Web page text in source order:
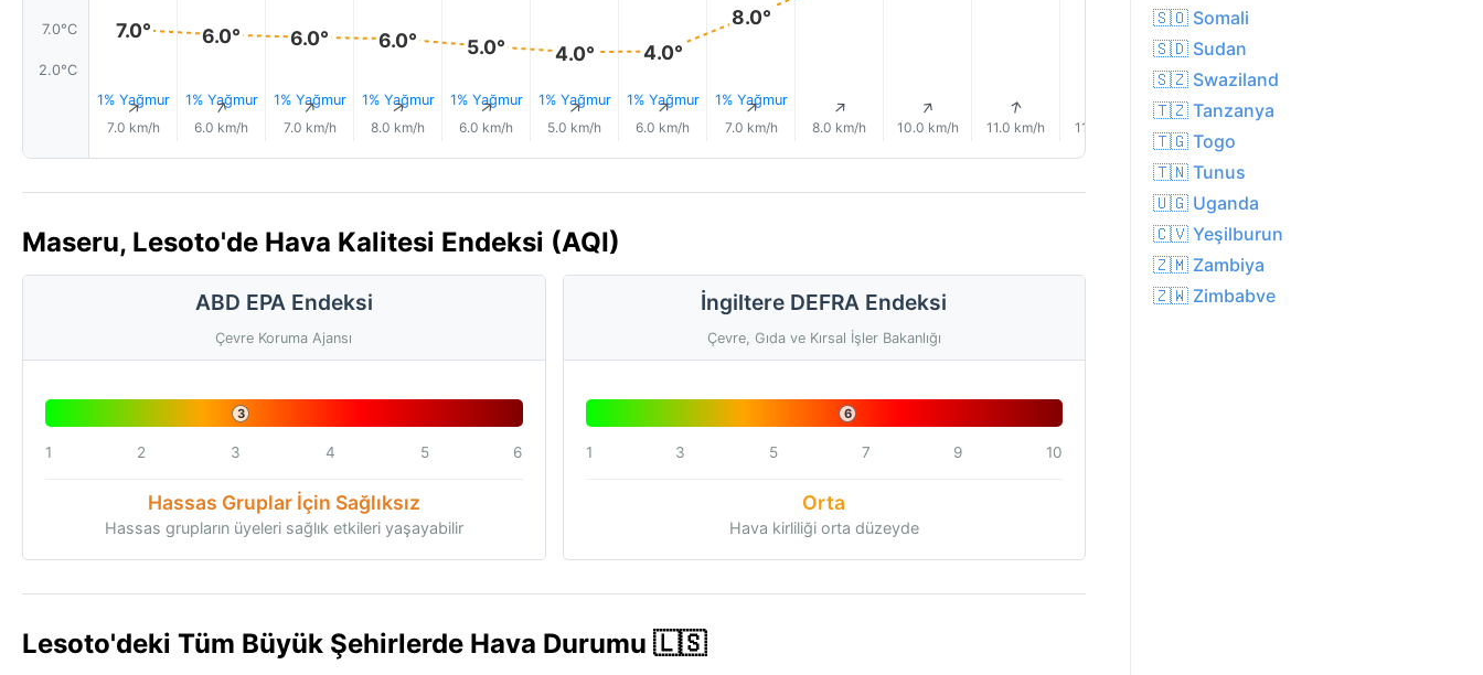
7.0°C
2.0°C
7.0°
1% Yağmur
↑
7.0 km/h
6.0°
1% Yağmur
↑
6.0 km/h
6.0°
1% Yağmur
↑
7.0 km/h
6.0°
1% Yağmur
↑
8.0 km/h
5.0°
1% Yağmur
↑
6.0 km/h
4.0°
1% Yağmur
↑
5.0 km/h
4.0°
1% Yağmur
↑
6.0 km/h
8.0°
1% Yağmur
↑
7.0 km/h
↑
8.0 km/h
↑
10.0 km/h
↑
11.0 km/h 11.0 km/h
↑ ↑
Maseru, Lesoto'de Hava Kalitesi Endeksi (AQI)
ABD EPA Endeksi
Çevre Koruma Ajansı
3
1 2 3 4 5 6
Hassas Gruplar İçin Sağlıksız
Hassas grupların üyeleri sağlık etkileri yaşayabilir
İngiltere DEFRA Endeksi
Çevre, Gıda ve Kırsal İşler Bakanlığı
6
1 3 5 7 9 10
Orta
Hava kirliliği orta düzeyde
Lesoto'deki Tüm Büyük Şehirlerde Hava Durumu 🇱🇸
🇸🇴 Somali
🇸🇩 Sudan
🇸🇿 Swaziland
🇹🇿 Tanzanya
🇹🇬 Togo
🇹🇳 Tunus
🇺🇬 Uganda
🇨🇻 Yeşilburun
🇿🇲 Zambiya
🇿🇼 Zimbabve